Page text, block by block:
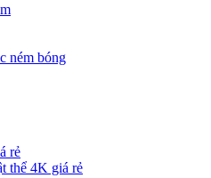
ném bóng
rẻ
thể 4K giá rẻ